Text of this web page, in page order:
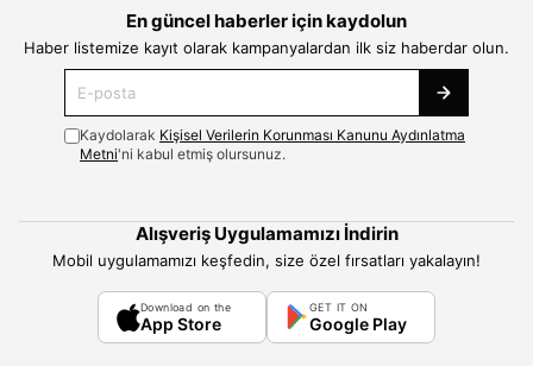
En güncel haberler için kaydolun
Haber listemize kayıt olarak kampanyalardan ilk siz haberdar olun.
Kaydolarak Kişisel Verilerin Korunması Kanunu Aydınlatma
Metni'ni kabul etmiş olursunuz.
Alışveriş Uygulamamızı İndirin
Mobil uygulamamızı keşfedin, size özel fırsatları yakalayın!
Download on the
App Store
GET IT ON
Google Play